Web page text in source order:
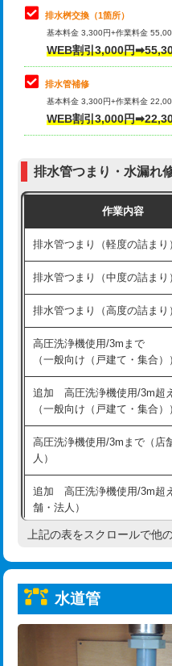
コンクリート斫り（厚さ10㎝
コンクリート斫り（厚さ10
モルタル補修（厚さ10㎝まで
モルタル補修（厚さ10㎝超え
追加人工
※給水管工事は20mmまでの
交換・取付(単水栓（壁付・デ
式）)
交換・取付(混合水栓（壁付
式・ワンホール）)
交換・取付(排水栓・排水ト
交換・取付（その他部品）
持込商品取付（単水栓）
持込商品取付（混合水栓）
持込商品取付（浄水器・分岐
給水管工事※（ホール加工)
給水管工事※（バンド止め)
給水管工事※（支持金具設置)
給水管工事※（保温材使用（
め込み）)
給水管工事※（土の掘削・埋
業)
給水管工事※（塩ビ管（VP・
用/3ｍまで)
給水管工事※（塩ビ管（VP
給水管工事※（ライニング鋼
管・ポリ管・HT管使用/3ｍま
給水管工事※（ライニング鋼
管・ポリ管・HT管使用/3ｍ超
排水桝交換（1箇所）
基本料金 3,300円+作業料金
WEB割引3,000円
排水管補修
基本料金 3,300円+作業料金
WEB割引3,000円
排水管つまり・水漏れ
作業内容
排水管つまり（軽度の詰まり
排水管つまり（中度の詰まり
排水管つまり（高度の詰まり
高圧洗浄機使用/3mまで
（一般向け（戸建て・集合）
追加 高圧洗浄機使用/3m超え
（一般向け（戸建て・集合）
高圧洗浄機使用/3mまで（店
人）
追加 高圧洗浄機使用/3m超
舗・法人）
高度高圧洗浄換
トーラー機使用/3mまで
追加トーラー機使用/3m超え
上記の表をスクロールで他
水道管